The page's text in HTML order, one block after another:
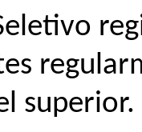
superior.